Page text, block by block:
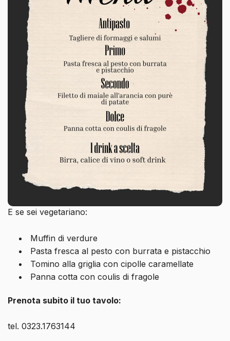
E se sei vegetariano:
Muffin di verdure
Pasta fresca al pesto con burrata e pistacchio
Tomino alla griglia con cipolle caramellate
Panna cotta con coulis di fragole
Prenota subito il tuo tavolo:
tel. 0323.1763144